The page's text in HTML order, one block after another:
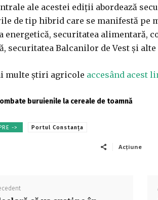
ale acestei ediţii abordează
de tip hibrid care se manifestă pe
energetică, securitatea alimentară,
securitatea Balcanilor de Vest şi
multe știri agricole accesând acest
buruienile la cereale de toamnă
-> Portul Constanța
Acțiune